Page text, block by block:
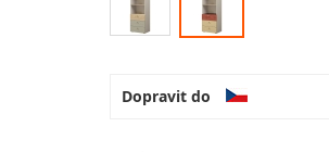
Dopravit do